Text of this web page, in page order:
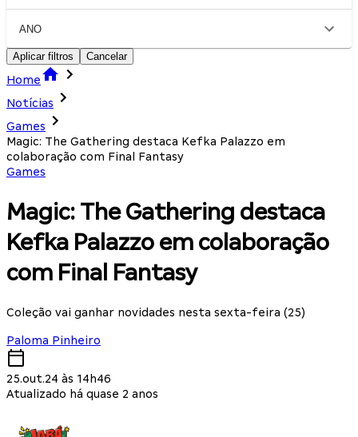
ANO
Aplicar filtros Cancelar
Home
Notícias
Games
Magic: The Gathering destaca Kefka Palazzo em
colaboração com Final Fantasy
Games
Magic: The Gathering destaca
Kefka Palazzo em colaboração
com Final Fantasy
Coleção vai ganhar novidades nesta sexta-feira (25)
Paloma Pinheiro
25.out.24 às 14h46
Atualizado há quase 2 anos